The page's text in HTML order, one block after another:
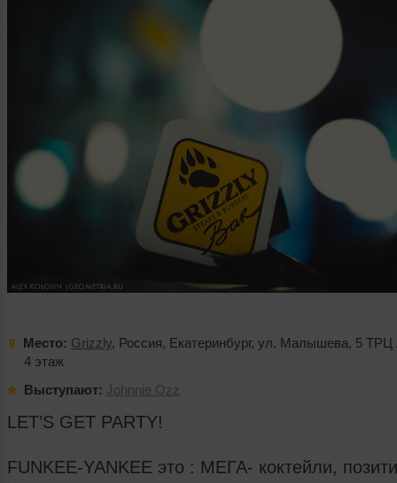
Место: Grizzly, Россия, Екатеринбург, ул. Малышева, 5 ТРЦ
4 этаж
Выступают: Johnnie Ozz
LET’S GET PARTY!
FUNKEE-YANKEE это : МЕГА- коктейли,